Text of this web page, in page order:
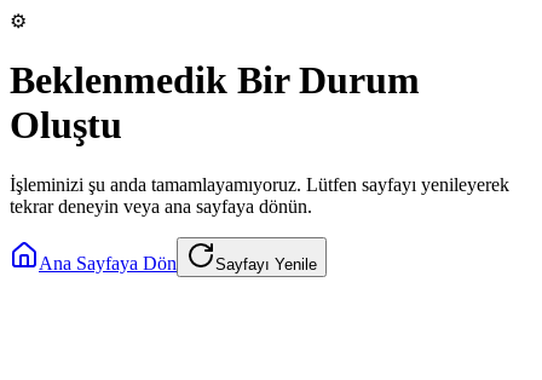
⚙️
Beklenmedik Bir Durum
Oluştu
İşleminizi şu anda tamamlayamıyoruz. Lütfen sayfayı yenileyerek
tekrar deneyin veya ana sayfaya dönün.
Ana Sayfaya Dön Sayfayı Yenile